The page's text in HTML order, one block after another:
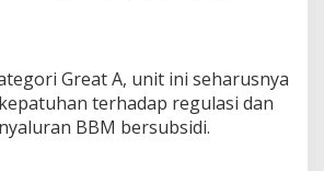
Great A, unit ini seharusnya
terhadap regulasi dan
BBM bersubsidi.